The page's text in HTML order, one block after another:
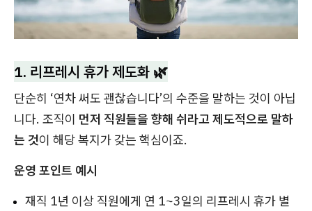
1. 리프레시 휴가 제도화 🌿
단순히 ‘연차 써도 괜찮습니다’의 수준을 말하는 것이 아닙
니다. 조직이 먼저 직원들을 향해 쉬라고 제도적으로 말하
는 것이 해당 복지가 갖는 핵심이죠.
운영 포인트 예시
재직 1년 이상 직원에게 연 1~3일의 리프레시 휴가 별